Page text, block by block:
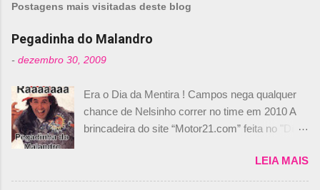
Postagens mais visitadas deste blog
Pegadinha do Malandro
- dezembro 30, 2009
Era o Dia da Mentira ! Campos nega qualquer
chance de Nelsinho correr no time em 2010 A
brincadeira do site “Motor21.com” feita no "Día
de abril –, afirmando que Nelson Piquet havia
comprado 15% das ações da Campos, dando,
LEIA MAIS